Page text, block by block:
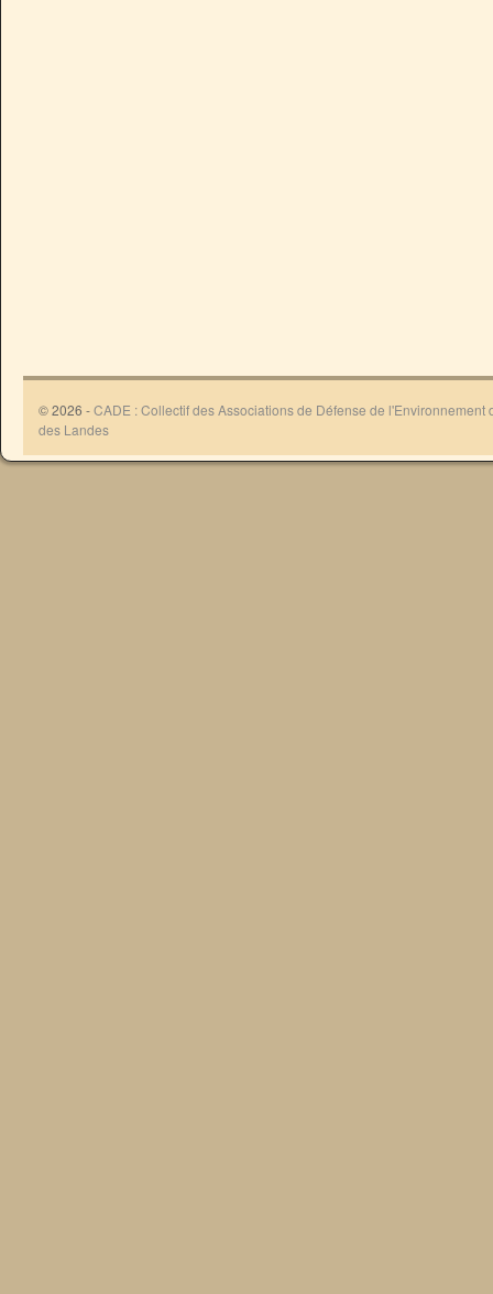
© 2026 -CADE : Collectif des Associations de Défense de l'Environnement
des Landes